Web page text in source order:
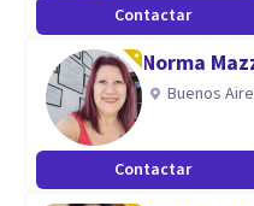
Contactar
Norma
Buenos
Contactar